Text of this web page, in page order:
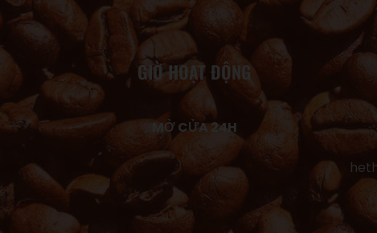
GIỜ HOẠT ĐỘNG
MỞ CỬA 24H